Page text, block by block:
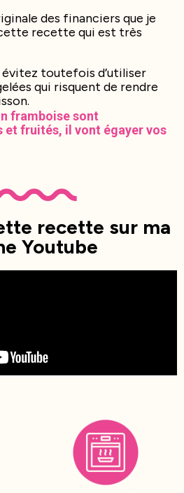
des financiers que je
recette qui est très
toutefois d’utiliser
qui risquent de rendre
framboise sont
et fruités, il vont égayer vos
recette sur ma
Youtube